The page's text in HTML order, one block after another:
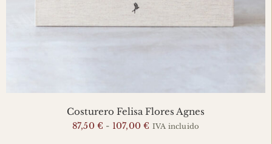
Costurero Felisa Flores Agnes
87,50 € - 107,00€ Rango
IVA incluido